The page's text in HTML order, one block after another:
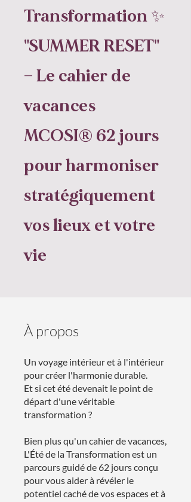
Transformation ✨
"SUMMER RESET"
— Le cahier de
vacances
MCOSI® 62 jours
pour harmoniser
stratégiquement
vos lieux et votre
vie
À propos
Un voyage intérieur et à l'intérieur
pour créer l'harmonie durable.
Et si cet été devenait le point de
départ d'une véritable
transformation ?
Bien plus qu'un cahier de vacances,
L'Été de la Transformation est un
parcours guidé de 62 jours conçu
pour vous aider à révéler le
potentiel caché de vos espaces et à